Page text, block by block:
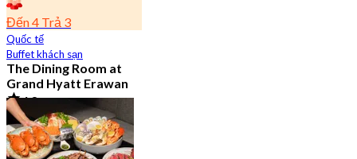
Đến 4 Trả 3
Quốc tế
Buffet khách sạn
The Dining Room at
Grand Hyatt Erawan
4.8
21.3K Đã đặt chỗ
Từ฿ 1,087.5